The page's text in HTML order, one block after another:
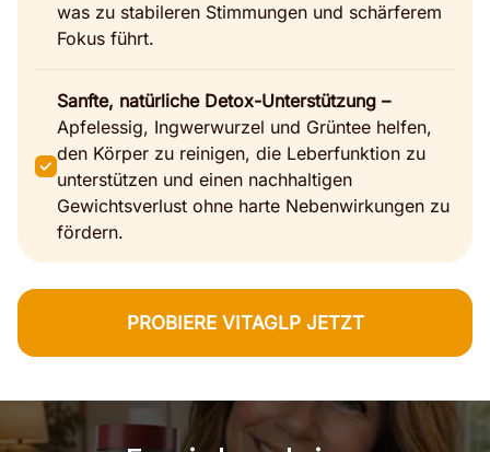
was zu stabileren Stimmungen und schärferem
Fokus führt.
Sanfte, natürliche Detox-Unterstützung –
Apfelessig, Ingwerwurzel und Grüntee helfen,
den Körper zu reinigen, die Leberfunktion zu
unterstützen und einen nachhaltigen
Gewichtsverlust ohne harte Nebenwirkungen zu
fördern.
PROBIERE VITAGLP JETZT